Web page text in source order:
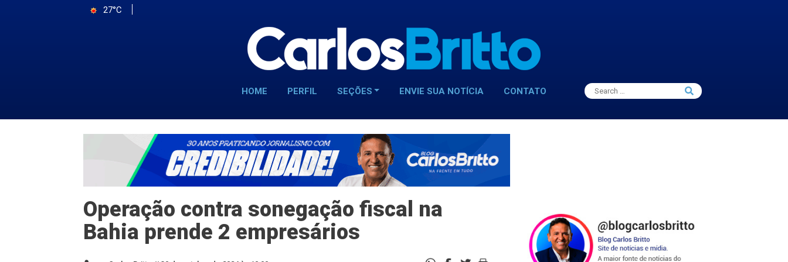
27°C
HOME PERFIL SEÇÕES ENVIE SUA NOTÍCIA CONTATO
Search
for:
Search
Operação contra sonegação fiscal na
Bahia prende 2 empresários